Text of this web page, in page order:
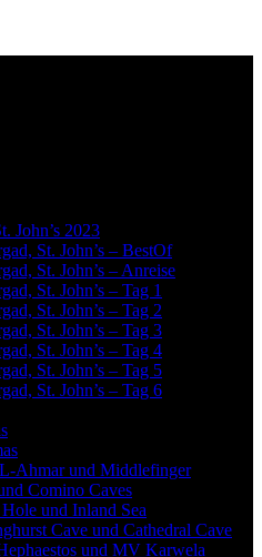
John’s 2023
St. John’s – BestOf
St. John’s – Anreise
St. John’s – Tag 1
St. John’s – Tag 2
St. John’s – Tag 3
St. John’s – Tag 4
St. John’s – Tag 5
St. John’s – Tag 6
Ahmar und Middlefinger
Comino Caves
und Inland Sea
Cave und Cathedral Cave
und MV Karwela